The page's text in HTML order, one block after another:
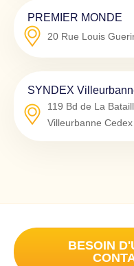
PREMIER MONDE
20 Rue Louis
SYNDEX
119 Bd de La
Villeurbanne Cedex
BESOIN